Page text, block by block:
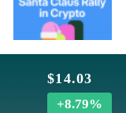
$14.03
+8.79%